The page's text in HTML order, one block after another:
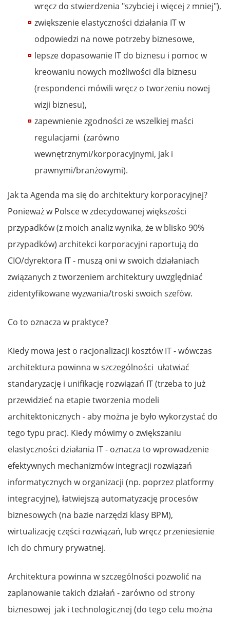
wręcz do stwierdzenia "szybciej i więcej z mniej"),
zwiększenie elastyczności działania IT w
odpowiedzi na nowe potrzeby biznesowe,
lepsze dopasowanie IT do biznesu i pomoc w
kreowaniu nowych możliwości dla biznesu
(respondenci mówili wręcz o tworzeniu nowej
wizji biznesu),
zapewnienie zgodności ze wszelkiej maści
regulacjami (zarówno
wewnętrznymi/korporacyjnymi, jak i
prawnymi/branżowymi).
Jak ta Agenda ma się do architektury korporacyjnej?
Ponieważ w Polsce w zdecydowanej większości
przypadków (z moich analiz wynika, że w blisko 90%
przypadków) architekci korporacyjni raportują do
CIO/dyrektora IT - muszą oni w swoich działaniach
związanych z tworzeniem architektury uwzględniać
zidentyfikowane wyzwania/troski swoich szefów.
Co to oznacza w praktyce?
Kiedy mowa jest o racjonalizacji kosztów IT - wówczas
architektura powinna w szczególności ułatwiać
standaryzację i unifikację rozwiązań IT (trzeba to już
przewidzieć na etapie tworzenia modeli
architektonicznych - aby można je było wykorzystać do
tego typu prac). Kiedy mówimy o zwiększaniu
elastyczności działania IT - oznacza to wprowadzenie
efektywnych mechanizmów integracji rozwiązań
informatycznych w organizacji (np. poprzez platformy
integracyjne), łatwiejszą automatyzację procesów
biznesowych (na bazie narzędzi klasy BPM),
wirtualizację części rozwiązań, lub wręcz przeniesienie
ich do chmury prywatnej.
Architektura powinna w szczególności pozwolić na
zaplanowanie takich działań - zarówno od strony
biznesowej jak i technologicznej (do tego celu można